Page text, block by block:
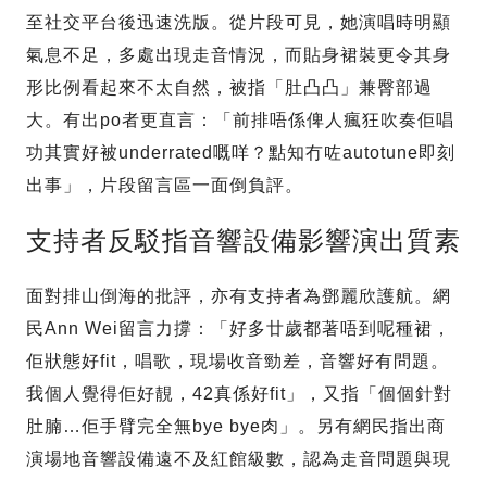
至社交平台後迅速洗版。從片段可見，她演唱時明顯
氣息不足，多處出現走音情況，而貼身裙裝更令其身
形比例看起來不太自然，被指「肚凸凸」兼臀部過
大。有出po者更直言：「前排唔係俾人瘋狂吹奏佢唱
功其實好被underrated嘅咩？點知冇咗autotune即刻
出事」，片段留言區一面倒負評。
支持者反駁指音響設備影響演出質素
面對排山倒海的批評，亦有支持者為鄧麗欣護航。網
民Ann Wei留言力撐：「好多廿歲都著唔到呢種裙，
佢狀態好fit，唱歌，現場收音勁差，音響好有問題。
我個人覺得佢好靚，42真係好fit」，又指「個個針對
肚腩…佢手臂完全無bye bye肉」。另有網民指出商
演場地音響設備遠不及紅館級數，認為走音問題與現